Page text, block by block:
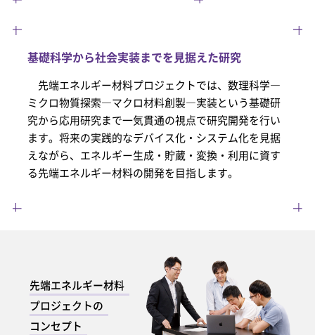
基礎科学から社会実装までを見据えた研究
先端エネルギー材料プロジェクトでは、数理科学―
ミクロ物質探索―マクロ材料創製―実装という基礎研
究から応用研究まで一気貫通の視点で研究開発を行い
ます。将来の実践的なデバイス化・システム化を見据
えながら、エネルギー生成・貯蔵・変換・利用に資す
る先端エネルギー材料の開発を目指します。
先端エネルギー材料
プロジェクトの
コンセプト